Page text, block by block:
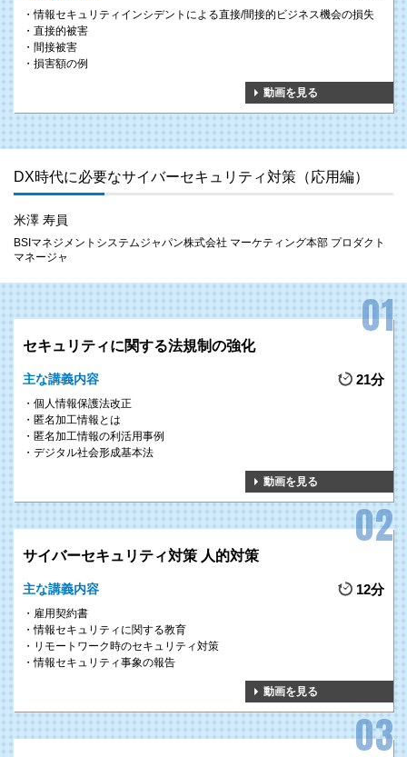
2
想定し得る様々な災害に対して、
具体的な対策を提示
大地震等の自然災害、感染症のまん延、テロ等の事件など様々なリスクが顕
経営資源を守ることが重要です。
本研修を受講することで、地震、水害、感染症など災害によって異なる守り
方を理解し、実践できるようになります。
GOAL3
事業継続計画の策定に関する
手順やポイントの習得
大地震等の自然災害、感染症のまん延、テロ等の事件により、企業が危機的
な状況に遭遇した場合でも、重要な業務を継続あるいは早期復旧を可能とす
BCP（事業継続計画）策定の基本手順と見直しのポイントを習得することが
できます。
情報セキュリティインシデントによる直接/間接的ビジネス機会の損失
直接的被害
間接被害
損害額の例
動画を見る
DX時代に必要なサイバーセキュリティ対策（応用編）
米澤 寿員
BSIマネジメントシステムジャパン株式会社 マーケティング本部 プロダクト
マネージャ
セキュリティに関する法規制の強化
主な講義内容 21分
個人情報保護法改正
匿名加工情報とは
匿名加工情報の利活用事例
デジタル社会形成基本法
動画を見る
サイバーセキュリティ対策 人的対策
主な講義内容 12分
雇用契約書
情報セキュリティに関する教育
リモートワーク時のセキュリティ対策
情報セキュリティ事象の報告
動画を見る